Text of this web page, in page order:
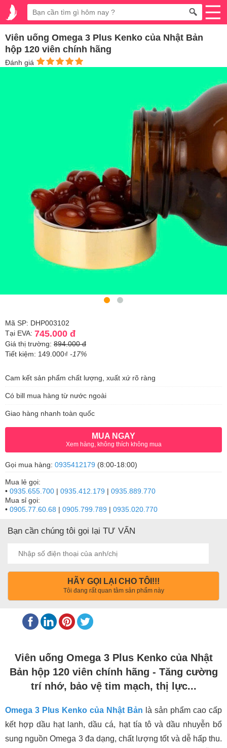
Viên uống Omega 3 Plus Kenko của Nhật Bản
hộp 120 viên chính hãng
Đánh giá
Mã SP: DHP003102
Tại EVA: 745.000 đ
Giá thị trường: 894.000 đ
Tiết kiệm: 149.000₫ -17%
Cam kết sản phẩm chất lượng, xuất xứ rõ ràng
Có bill mua hàng từ nước ngoài
Giao hàng nhanh toàn quốc
MUA NGAY
Xem hàng, không thích không mua
Gọi mua hàng: 0935412179 (8:00-18:00)
Mua lẻ gọi:
• 0935.655.700 | 0935.412.179 | 0935.889.770
Mua sỉ gọi:
• 0905.77.60.68 | 0905.799.789 | 0935.020.770
Bạn cần chúng tôi gọi lại TƯ VẤN
HÃY GỌI LẠI CHO TÔI!!!
Tôi đang rất quan tâm sản phẩm này
Viên uống Omega 3 Plus Kenko của Nhật
Bản hộp 120 viên chính hãng - Tăng cường
trí nhớ, bảo vệ tim mạch, thị lực...
Omega 3 Plus Kenko của Nhật Bản là sản phẩm cao cấp
kết hợp dầu hạt lanh, dầu cá, hạt tía tô và dầu nhuyễn bổ
sung nguồn Omega 3 đa dạng, chất lượng tốt và dễ hấp thu.